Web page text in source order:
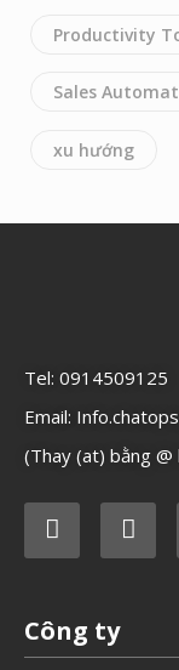
Productivity
Sales
xu hướng
Tel: 0914509125
Email:
(Thay (at) bằng @
Công ty